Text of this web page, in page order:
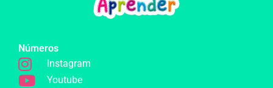
Números
Instagram
Youtube